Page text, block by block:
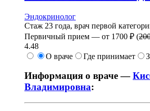
Эндокринолог
Стаж 23 года, врач первой
Первичный прием — от 1700 ₽ (
4.48
О враче
Где принимает
Информация о враче —
Владимировна: